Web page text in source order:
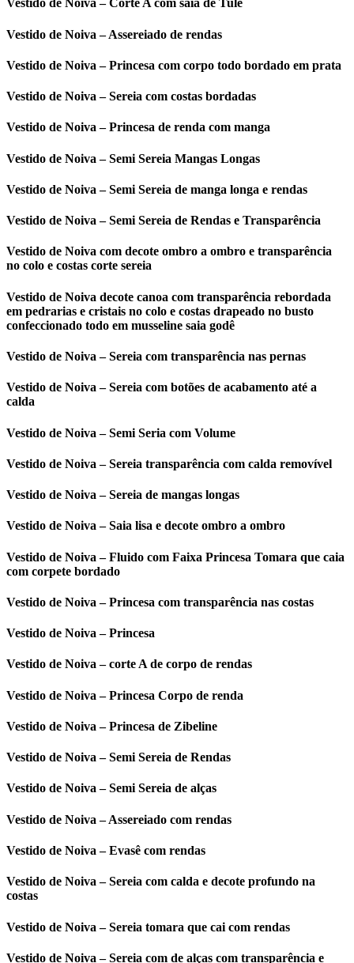
Vestido de Noiva – Corte A com saia de Tule
Vestido de Noiva – Assereiado de rendas
Vestido de Noiva – Princesa com corpo todo bordado em prata
Vestido de Noiva – Sereia com costas bordadas
Vestido de Noiva – Princesa de renda com manga
Vestido de Noiva – Semi Sereia Mangas Longas
Vestido de Noiva – Semi Sereia de manga longa e rendas
Vestido de Noiva – Semi Sereia de Rendas e Transparência
Vestido de Noiva com decote ombro a ombro e transparência
no colo e costas corte sereia
Vestido de Noiva decote canoa com transparência rebordada
em pedrarias e cristais no colo e costas drapeado no busto
confeccionado todo em musseline saia godê
Vestido de Noiva – Sereia com transparência nas pernas
Vestido de Noiva – Sereia com botões de acabamento até a
calda
Vestido de Noiva – Semi Seria com Volume
Vestido de Noiva – Sereia transparência com calda removível
Vestido de Noiva – Sereia de mangas longas
Vestido de Noiva – Saia lisa e decote ombro a ombro
Vestido de Noiva – Fluido com Faixa Princesa Tomara que caia
com corpete bordado
Vestido de Noiva – Princesa com transparência nas costas
Vestido de Noiva – Princesa
Vestido de Noiva – corte A de corpo de rendas
Vestido de Noiva – Princesa Corpo de renda
Vestido de Noiva – Princesa de Zibeline
Vestido de Noiva – Semi Sereia de Rendas
Vestido de Noiva – Semi Sereia de alças
Vestido de Noiva – Assereiado com rendas
Vestido de Noiva – Evasê com rendas
Vestido de Noiva – Sereia com calda e decote profundo na
costas
Vestido de Noiva – Sereia tomara que cai com rendas
Vestido de Noiva – Sereia com de alças com transparência e